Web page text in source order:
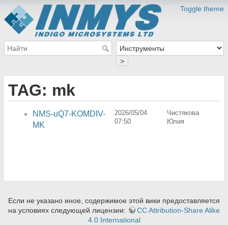
Toggle theme
>
TAG: mk
NMS-uQ7-KOMDIV-
MK
2026/05/04
07:50
Чистякова
Юлия
Если не указано иное, содержимое этой вики предоставляется
на условиях следующей лицензии:
CC Attribution-Share Alike
4.0 International